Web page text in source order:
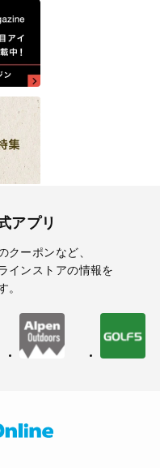
アプリ
クーポンなど、
インストアの情報を
。